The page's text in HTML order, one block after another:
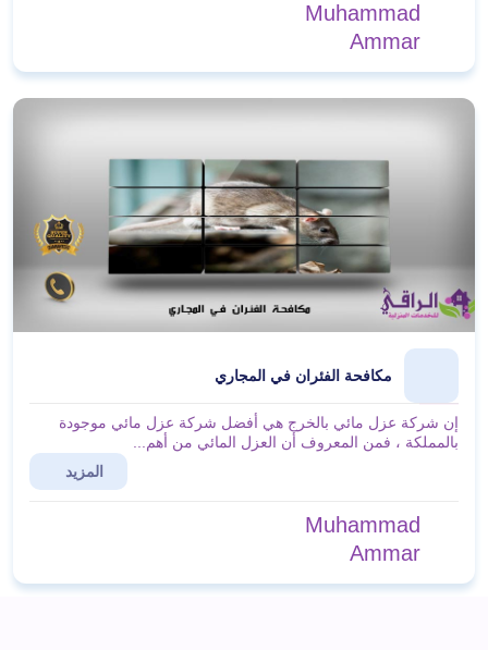
Muhammad
Ammar
مكافحة الفئران في المجاري
إن شركة عزل مائي بالخرج هي أفضل شركة عزل مائي موجودة
بالمملكة ، فمن المعروف أن العزل المائي من أهم...
المزيد
Muhammad
Ammar